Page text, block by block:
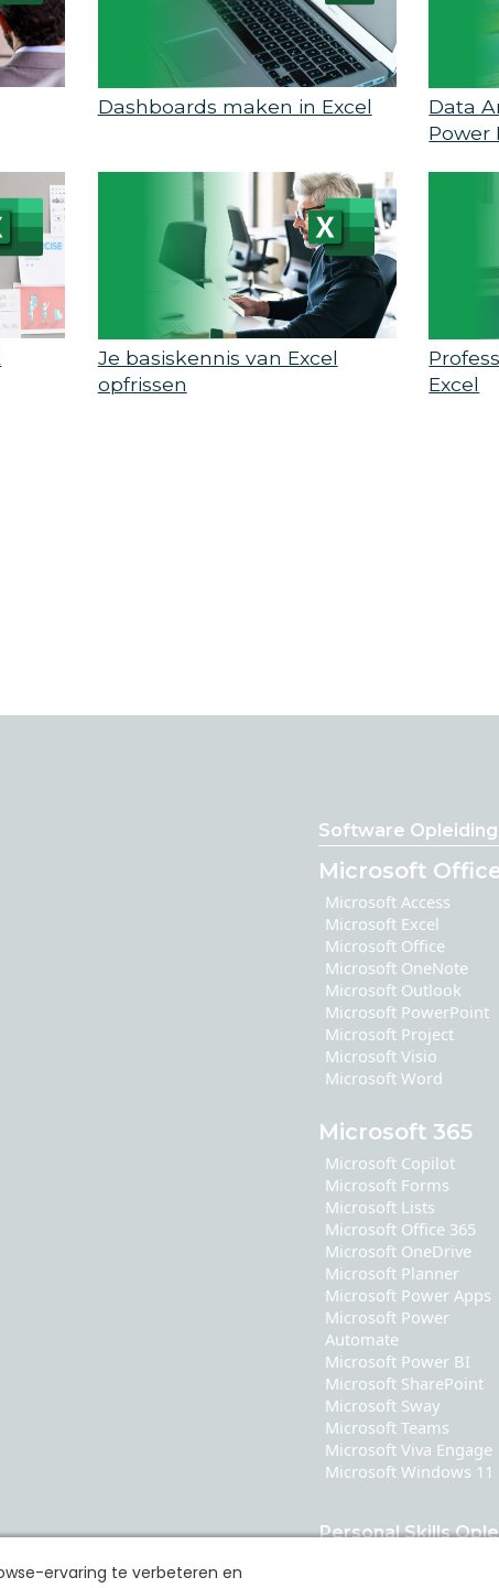
Dashboards maken in Excel
Data
Power
Je basiskennis van Excel
opfrissen
Excel
Software
Microsoft
Microsoft Access
Microsoft Excel
Microsoft Office
Microsoft OneNote
Microsoft Outlook
Microsoft PowerPoint
Microsoft Project
Microsoft Visio
Microsoft Word
Microsoft 365
Microsoft Copilot
Microsoft Forms
Microsoft Lists
Microsoft Office 365
Microsoft OneDrive
Microsoft Planner
Microsoft Power Apps
Microsoft Power
Automate
Microsoft Power BI
Microsoft SharePoint
Microsoft Sway
Microsoft Teams
Microsoft Viva Engage
Microsoft Windows 11
Personal Skills
ervaring te verbeteren en